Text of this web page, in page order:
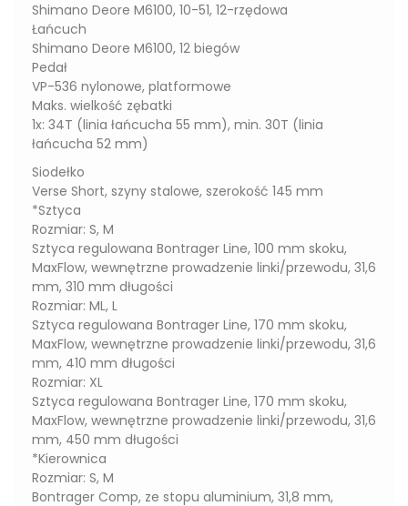
Shimano Deore M6100, 10-51, 12-rzędowa
Łańcuch
Shimano Deore M6100, 12 biegów
Pedał
VP-536 nylonowe, platformowe
Maks. wielkość zębatki
1x: 34T (linia łańcucha 55 mm), min. 30T (linia
łańcucha 52 mm)
Siodełko
Verse Short, szyny stalowe, szerokość 145 mm
*Sztyca
Rozmiar: S, M
Sztyca regulowana Bontrager Line, 100 mm skoku,
MaxFlow, wewnętrzne prowadzenie linki/przewodu, 31,6
mm, 310 mm długości
Rozmiar: ML, L
Sztyca regulowana Bontrager Line, 170 mm skoku,
MaxFlow, wewnętrzne prowadzenie linki/przewodu, 31,6
mm, 410 mm długości
Rozmiar: XL
Sztyca regulowana Bontrager Line, 170 mm skoku,
MaxFlow, wewnętrzne prowadzenie linki/przewodu, 31,6
mm, 450 mm długości
*Kierownica
Rozmiar: S, M
Bontrager Comp, ze stopu aluminium, 31,8 mm,